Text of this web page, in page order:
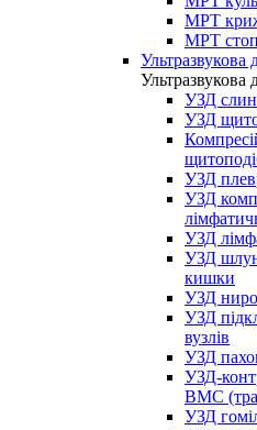
МРТ
МРТ
Ультразвукова
Ультразвукова
УЗД
УЗД
УЗД
УЗД
УЗД
УЗД
кишки
УЗД
УЗД
вузлів
УЗД
УЗД-
ВМС
УЗД